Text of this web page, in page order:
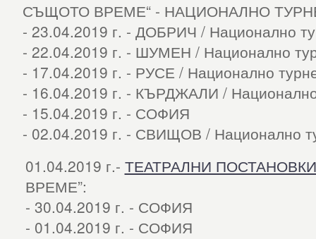
СЪЩОТО ВРЕМЕ“ - НАЦИОНАЛНО
- 23.04.2019 г. - ДОБРИЧ / Национално
- 22.04.2019 г. - ШУМЕН / Национално
- 17.04.2019 г. - РУСЕ / Национално
- 16.04.2019 г. - КЪРДЖАЛИ /
- 15.04.2019 г. - СОФИЯ
- 02.04.2019 г. - СВИЩОВ / Национално
01.04.2019 г.- ТЕАТРАЛНИ ПОСТАНОВКИ
ВРЕМЕ”:
- 30.04.2019 г. - СОФИЯ
- 01.04.2019 г. - СОФИЯ